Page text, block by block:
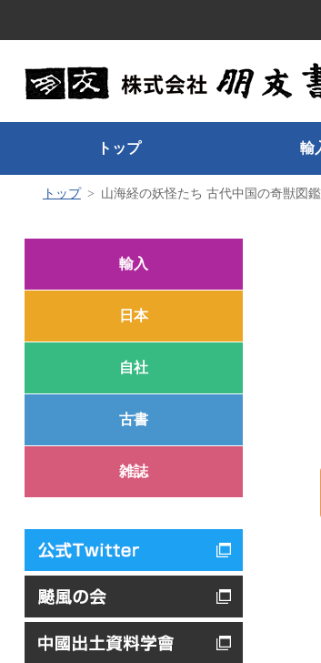
トップ 輸
トップ 山海経の妖怪たち 古代中国の奇獣図
輸入
日本
自社
古書
雑誌